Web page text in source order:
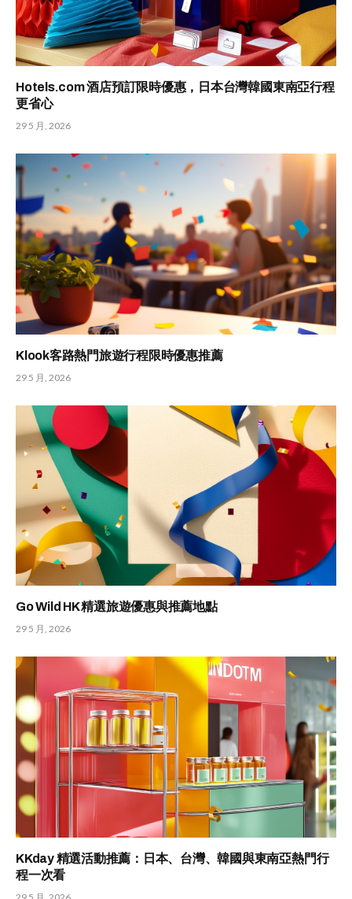
Hotels.com 酒店預訂限時優惠，日本台灣韓國東南亞行程
更省心
29 5 月, 2026
Klook客路熱門旅遊行程限時優惠推薦
29 5 月, 2026
Go Wild HK 精選旅遊優惠與推薦地點
29 5 月, 2026
KKday 精選活動推薦：日本、台灣、韓國與東南亞熱門行
程一次看